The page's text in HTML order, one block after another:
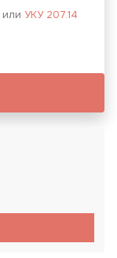
или УКУ 207.14